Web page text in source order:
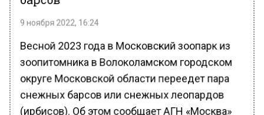
9 ноября 2022, 16:24
Весной 2023 года в Московский зоопарк из
зоопитомника в Волоколамском городском
округе Московской области переедет пара
снежных барсов или снежных леопардов
(ирбисов). Об этом сообщает АГН «Москва»